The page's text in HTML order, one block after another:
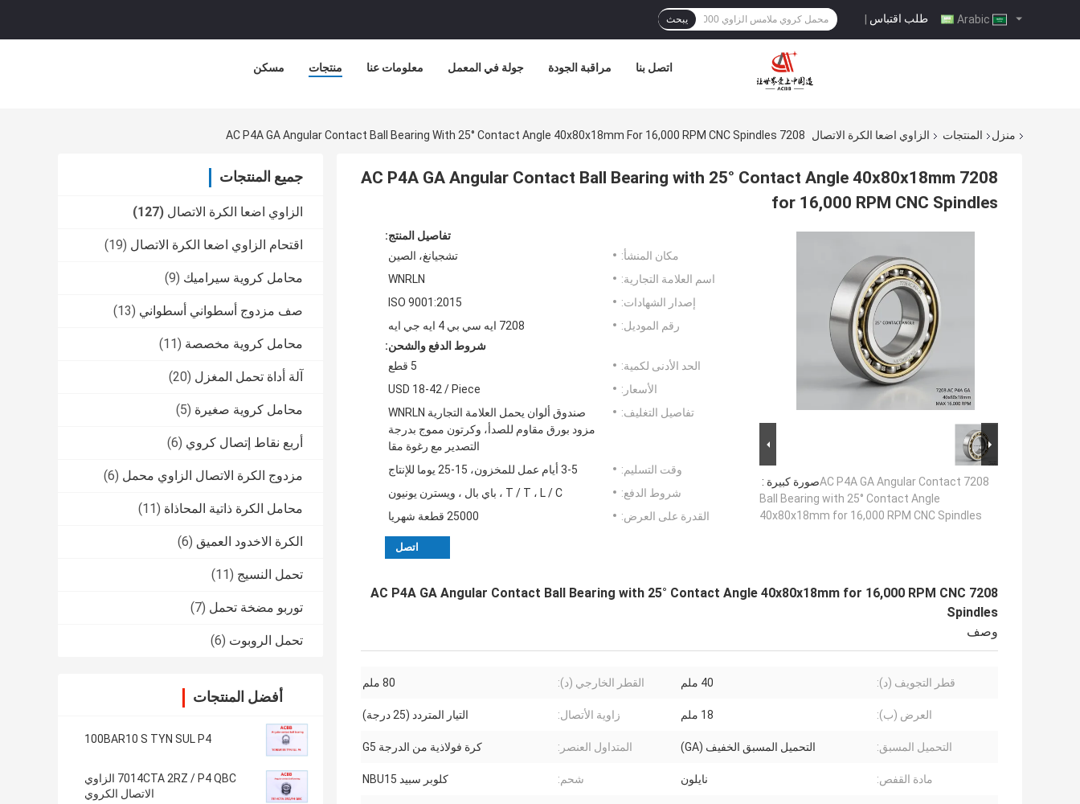
طلب اقتباس | يبحث
مسكن منتجات معلومات عنا جولة في المعمل مراقبة الجودة اتصل بنا
منزل المنتجات الزاوي اضعا الكرة الاتصال 7208 AC P4A GA Angular Contact Ball Bearing With 25° Contact Angle 40x80x18mm For 16,000 RPM CNC Spindles
جميع المنتجات
الزاوي اضعا الكرة الاتصال (127)
اقتحام الزاوي اضعا الكرة الاتصال (19)
محامل كروية سيراميك (9)
صف مزدوج أسطواني أسطواني (13)
محامل كروية مخصصة (11)
آلة أداة تحمل المغزل (20)
محامل كروية صغيرة (5)
أربع نقاط إتصال كروي (6)
مزدوج الكرة الاتصال الزاوي محمل (6)
محامل الكرة ذاتية المحاذاة (11)
الكرة الاخدود العميق (6)
تحمل النسيج (11)
توربو مضخة تحمل (7)
تحمل الروبوت (6)
أفضل المنتجات
100BAR10 S TYN SUL P4
7014CTA 2RZ / P4 QBC الزاوي
الاتصال الكروي
7208 AC P4A GA Angular Contact Ball Bearing with 25° Contact Angle 40x80x18mm
for 16,000 RPM CNC Spindles
صورة كبيرة :7208 AC P4A GA Angular Contact
Ball Bearing with 25° Contact Angle
40x80x18mm for 16,000 RPM CNC Spindles
تفاصيل المنتج:
مكان المنشأ:
تشجيانغ، الصين
اسم العلامة التجارية:
WNRLN
إصدار الشهادات:
ISO 9001:2015
رقم الموديل:
7208 ايه سي بي 4 ايه جي ايه
شروط الدفع والشحن:
الحد الأدنى لكمية:
5 قطع
الأسعار:
USD 18-42 / Piece
تفاصيل التغليف:
صندوق ألوان يحمل العلامة التجارية WNRLN
مزود بورق مقاوم للصدأ، وكرتون مموج بدرجة
التصدير مع رغوة مقا
وقت التسليم:
3-5 أيام عمل للمخزون، 15-25 يوما للإنتاج
شروط الدفع:
T / T ، L / C ، باي بال ، ويسترن يونيون
القدرة على العرض:
25000 قطعة شهريا
اتصل
7208 AC P4A GA Angular Contact Ball Bearing with 25° Contact Angle 40x80x18mm for 16,000 RPM CNC
Spindles
وصف
قطر التجويف (د): 40 ملم القطر الخارجي (د): 80 ملم
العرض (ب): 18 ملم زاوية الأتصال: التيار المتردد (25 درجة)
التحميل المسبق: التحميل المسبق الخفيف (GA) المتداول العنصر: كرة فولاذية من الدرجة G5
مادة القفص: نايلون شحم: كلوبر سبيد NBU15